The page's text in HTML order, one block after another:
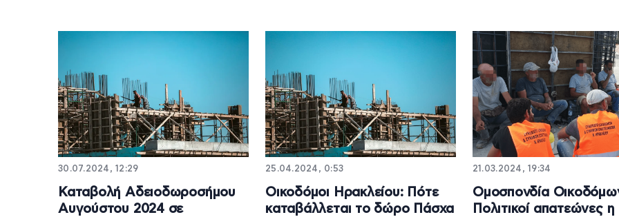
30.07.2024, 12:29
Καταβολή Αδειοδωροσήμου
Αυγούστου 2024 σε
25.04.2024, 0:53
Οικοδόμοι Ηρακλείου: Πότε
καταβάλλεται το δώρο Πάσχα
21.03.2024, 19:34
Ομοσπονδία
Πολιτικοί απατεώνες η